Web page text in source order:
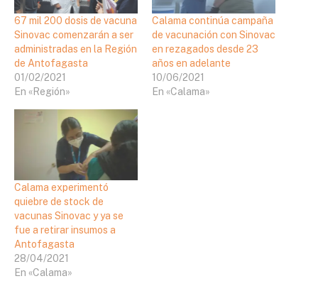
67 mil 200 dosis de vacuna
Sinovac comenzarán a ser
administradas en la Región
de Antofagasta
01/02/2021
En «Región»
Calama continúa campaña
de vacunación con Sinovac
en rezagados desde 23
años en adelante
10/06/2021
En «Calama»
Calama experimentó
quiebre de stock de
vacunas Sinovac y ya se
fue a retirar insumos a
Antofagasta
28/04/2021
En «Calama»